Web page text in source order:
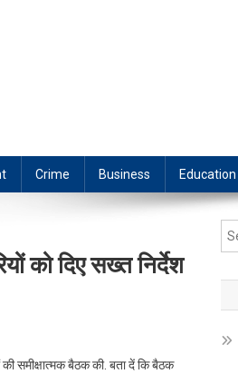
Crime Business Education
को दिए सख्त निर्देश
समीक्षात्मक बैठक की. बता दें कि बैठक